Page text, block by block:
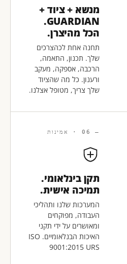
מנשא + ציוד +
GUARDIAN.
הכל מהיצרן.
תחנה אחת לכהצרכים
שלך. תכנון, התאמה,
הרכבה, אספקה, מעקב
ורענון. כל מה שהציוד
שלך צריך, מטופל אצלנו.
— 06 · אמינות
תקן בינלאומי.
תמיכה אישית.
המערכות שלנו ותהליכי
העבודה, מפוקחים
ומאושרים על ידי תקני
האיכות הבנלאומיים. ISO
9001:2015 URS